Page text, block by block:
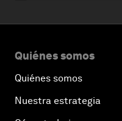
Quiénes somos
Quiénes somos
Nuestra estrategia